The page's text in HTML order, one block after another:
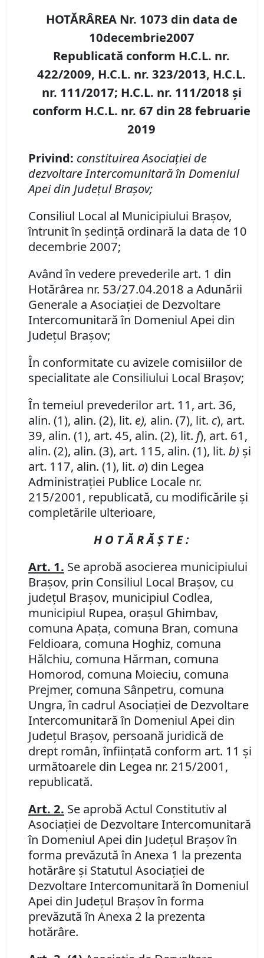
HOTĂRÂREA Nr. 1073 din data de
10decembrie2007
Republicată conform H.C.L. nr.
422/2009, H.C.L. nr. 323/2013, H.C.L.
nr. 111/2017; H.C.L. nr. 111/2018 şi
conform H.C.L. nr. 67 din 28 februarie
2019
Privind: constituirea Asociaţiei de
dezvoltare Intercomunitară în Domeniul
Apei din Judeţul Braşov;
Consiliul Local al Municipiului Braşov,
întrunit în şedinţă ordinară la data de 10
decembrie 2007;
Având în vedere prevederile art. 1 din
Hotărârea nr. 53/27.04.2018 a Adunării
Generale a Asociaţiei de Dezvoltare
Intercomunitară în Domeniul Apei din
Judeţul Braşov;
În conformitate cu avizele comisiilor de
specialitate ale Consiliului Local Braşov;
În temeiul prevederilor art. 11, art. 36,
alin. (1), alin. (2), lit. e), alin. (7), lit. c), art.
39, alin. (1), art. 45, alin. (2), lit. f), art. 61,
alin. (2), alin. (3), art. 115, alin. (1), lit. b) şi
art. 117, alin. (1), lit. a) din Legea
Administraţiei Publice Locale nr.
215/2001, republicată, cu modificările şi
completările ulterioare,
H O T Ă R Ă Ş T E :
Art. 1. Se aprobă asocierea municipiului
Braşov, prin Consiliul Local Braşov, cu
judeţul Braşov, municipiul Codlea,
municipiul Rupea, oraşul Ghimbav,
comuna Apaţa, comuna Bran, comuna
Feldioara, comuna Hoghiz, comuna
Hălchiu, comuna Hărman, comuna
Homorod, comuna Moieciu, comuna
Prejmer, comuna Sânpetru, comuna
Ungra, în cadrul Asociaţiei de Dezvoltare
Intercomunitară în Domeniul Apei din
Judeţul Braşov, persoană juridică de
drept român, înfiinţată conform art. 11 şi
următoarele din Legea nr. 215/2001,
republicată.
Art. 2. Se aprobă Actul Constitutiv al
Asociaţiei de Dezvoltare Intercomunitară
în Domeniul Apei din Judeţul Braşov în
forma prevăzută în Anexa 1 la prezenta
hotărâre şi Statutul Asociaţiei de
Dezvoltare Intercomunitară în Domeniul
Apei din Judeţul Braşov în forma
prevăzută în Anexa 2 la prezenta
hotărâre.